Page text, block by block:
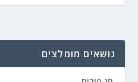
נושאים מומלצים